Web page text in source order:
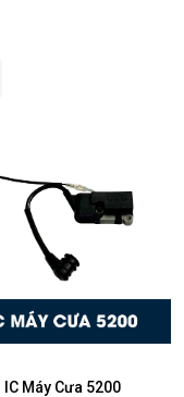
IC Máy Cưa 5200